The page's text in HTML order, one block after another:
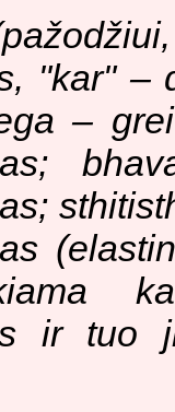
"kar" –
–
ir tuo